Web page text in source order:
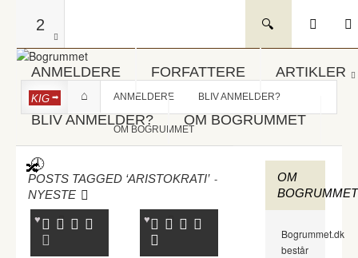
2
ANMELDERE FORFATTERE ARTIKLER
BLIV ANMELDER? OM BOGRUMMET
KIG ANMELDERE BLIV ANMELDER?
OM BOGRUMMET
POSTS TAGGED ‘ARISTOKRATI’ -
NYESTE
OM
BOGRUMMET
Bogrummet.dk
består